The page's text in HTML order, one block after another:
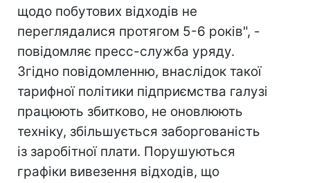
щодо побутових відходів не
переглядалися протягом 5-6 років", -
повідомляє пресс-служба уряду.
Згідно повідомленню, внаслідок такої
тарифної політики підприємства галузі
працюють збитково, не оновлюють
техніку, збільшується заборгованість
із заробітної плати. Порушуються
графіки вивезення відходів, що